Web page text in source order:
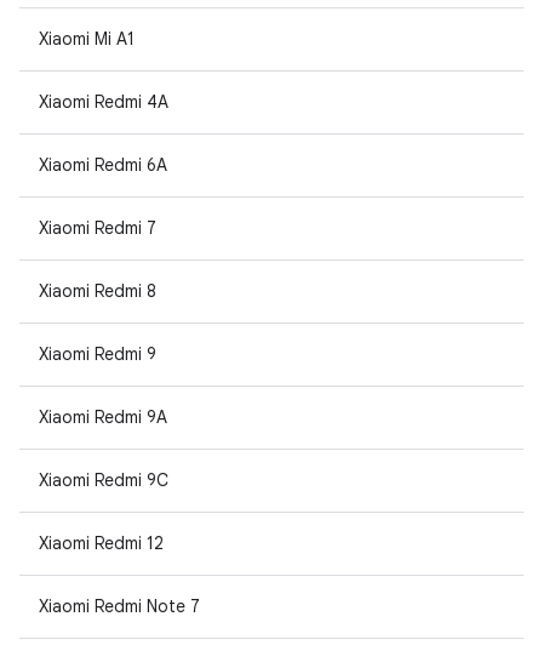
Xiaomi Mi A1
Xiaomi Redmi 4A
Xiaomi Redmi 6A
Xiaomi Redmi 7
Xiaomi Redmi 8
Xiaomi Redmi 9
Xiaomi Redmi 9A
Xiaomi Redmi 9C
Xiaomi Redmi 12
Xiaomi Redmi Note 7